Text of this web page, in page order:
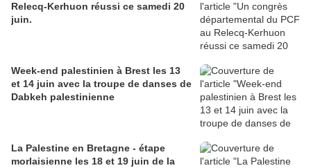
Relecq-Kerhuon réussi ce samedi 20
juin.
Week-end palestinien à Brest les 13
et 14 juin avec la troupe de danses de
Dabkeh palestinienne
La Palestine en Bretagne - étape
morlaisienne les 18 et 19 juin de la